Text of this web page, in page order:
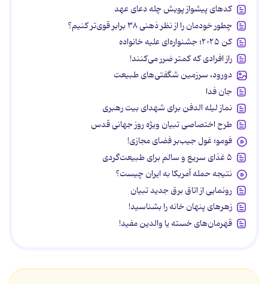
کدهای پیشواز پویش چله دعای عهد
چطور خودمان را از نظر ذهنی ۳۸ برابر قوی‌تر کنیم؟
کن ۲۰۲۵؛ جشنواره‌ای علیه خانواده
راز افرادی که کمتر ضرر می‌کنند!
دورود، سرزمین شگفتی‌های طبیعت
جان فدا
نماز لیله الدفن برای شهدای بیت رهبری
طرح اختصاصی تبیان ویژه روز جهانی قدس
فومو؛ غول جیب‌بر فضای مجازی!
۵ غذای سریع و سالم برای طبیعت‌گردی
نتیجه حمله آمریکا به ایران چیست؟
رونمایی از اتاق برق جدید تبیان
زهرهای پنهان خانه را بشناسید!
قهرمان‌های خسته یا والدین مفید!